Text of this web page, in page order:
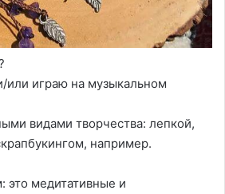
или играю на музыкальном
видами творчества: лепкой,
например.
это медитативные и